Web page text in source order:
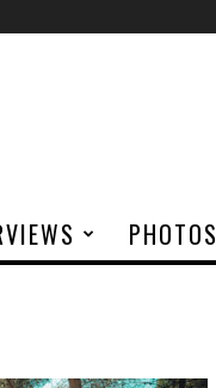
PHOTOS